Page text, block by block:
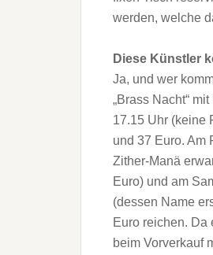
werden, welche
Diese Künstler
Ja, und wer
„Brass Nacht“
17.15 Uhr (keine
und 37 Euro. Am
Zither-Manä
Euro) und am
(dessen Name
Euro reichen. Da
beim Vorverkauf